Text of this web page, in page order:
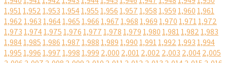
1,9511,9521,9531,9541,9551,9561,9571,9581,9591,9601,961
1,9621,9631,9641,9651,9661,9671,9681,9691,9701,9711,972
1,9731,9741,9751,9761,9771,9781,9791,9801,9811,9821,983
1,9841,9851,9861,9871,9881,9891,9901,9911,9921,9931,994
1,9951,9961,9971,9981,999 2,000 2,0012,002 2,003 2,0042,005